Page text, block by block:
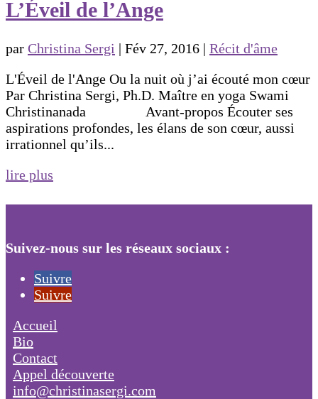
L’Éveil de l’Ange
par Christina Sergi | Fév 27, 2016 | Récit d'âme
L'Éveil de l'Ange Ou la nuit où j’ai écouté mon cœur
Par Christina Sergi, Ph.D. Maître en yoga Swami
Christinanada Avant-propos Écouter ses
aspirations profondes, les élans de son cœur, aussi
irrationnel qu’ils...
lire plus
Suivez-nous sur les réseaux sociaux :
Suivre
Suivre
Accueil
Bio
Contact
Appel découverte
info@christinasergi.com